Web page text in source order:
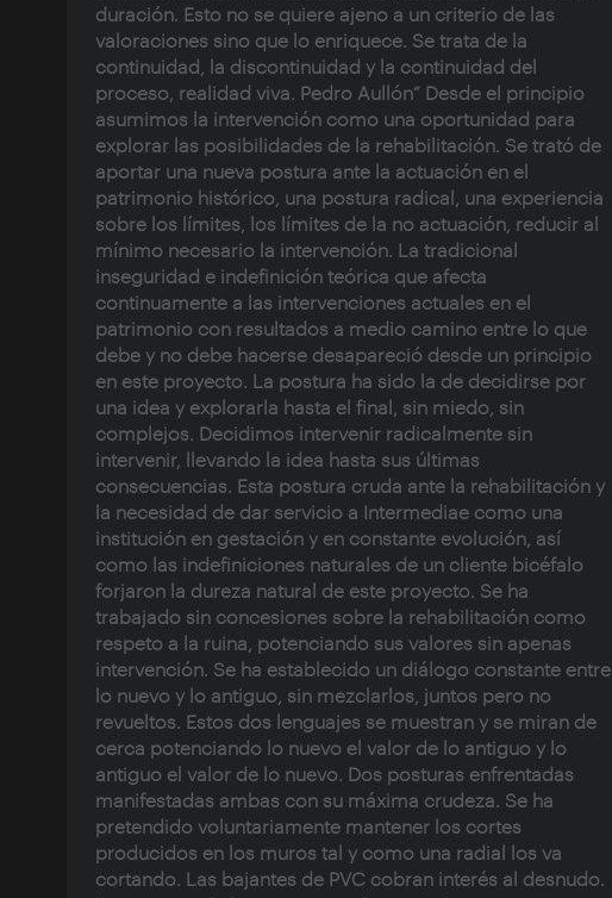
duración. Esto no se quiere ajeno a un criterio de las
valoraciones sino que lo enriquece. Se trata de la
continuidad, la discontinuidad y la continuidad del
proceso, realidad viva. Pedro Aullón” Desde el principio
asumimos la intervención como una oportunidad para
explorar las posibilidades de la rehabilitación. Se trató de
aportar una nueva postura ante la actuación en el
patrimonio histórico, una postura radical, una experiencia
sobre los límites, los límites de la no actuación, reducir al
mínimo necesario la intervención. La tradicional
inseguridad e indefinición teórica que afecta
continuamente a las intervenciones actuales en el
patrimonio con resultados a medio camino entre lo que
debe y no debe hacerse desapareció desde un principio
en este proyecto. La postura ha sido la de decidirse por
una idea y explorarla hasta el final, sin miedo, sin
complejos. Decidimos intervenir radicalmente sin
intervenir, llevando la idea hasta sus últimas
consecuencias. Esta postura cruda ante la rehabilitación y
la necesidad de dar servicio a Intermediae como una
institución en gestación y en constante evolución, así
como las indefiniciones naturales de un cliente bicéfalo
forjaron la dureza natural de este proyecto. Se ha
trabajado sin concesiones sobre la rehabilitación como
respeto a la ruina, potenciando sus valores sin apenas
intervención. Se ha establecido un diálogo constante entre
lo nuevo y lo antiguo, sin mezclarlos, juntos pero no
revueltos. Estos dos lenguajes se muestran y se miran de
cerca potenciando lo nuevo el valor de lo antiguo y lo
antiguo el valor de lo nuevo. Dos posturas enfrentadas
manifestadas ambas con su máxima crudeza. Se ha
pretendido voluntariamente mantener los cortes
producidos en los muros tal y como una radial los va
cortando. Las bajantes de PVC cobran interés al desnudo.